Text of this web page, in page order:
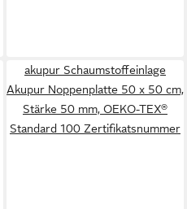
akupur Schaumstoffeinlage
Akupur Noppenplatte 50 x 50 cm,
Stärke 50 mm, OEKO-TEX®
Standard 100 Zertifikatsnummer